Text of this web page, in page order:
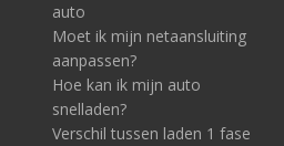
auto
Moet ik mijn netaansluiting
aanpassen?
Hoe kan ik mijn auto
snelladen?
Verschil tussen laden 1 fase